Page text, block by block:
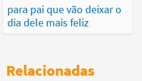
para pai que vão deixar o
dia dele mais feliz
Relacionadas